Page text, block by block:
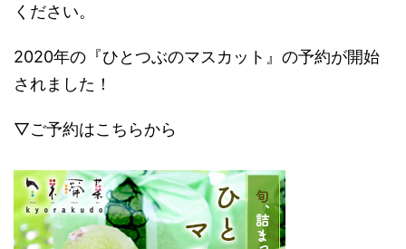
ください。
2020年の『ひとつぶのマスカット』の予約が開始
されました！
▽ご予約はこちらから